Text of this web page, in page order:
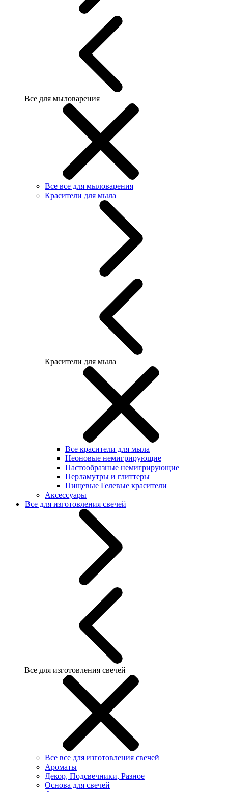
Все для мыловарения
Все все для мыловарения
Красители для мыла
Красители для мыла
Все красители для мыла
Неоновые немигрирующие
Пастообразные немигрирующие
Перламутры и глиттеры
Пищевые Гелевые красители
Аксессуары
Все для изготовления свечей
Все для изготовления свечей
Все все для изготовления свечей
Ароматы
Декор, Подсвечники, Разное
Основа для свечей